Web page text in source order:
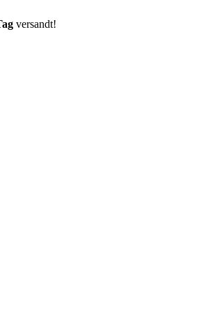
versandt!